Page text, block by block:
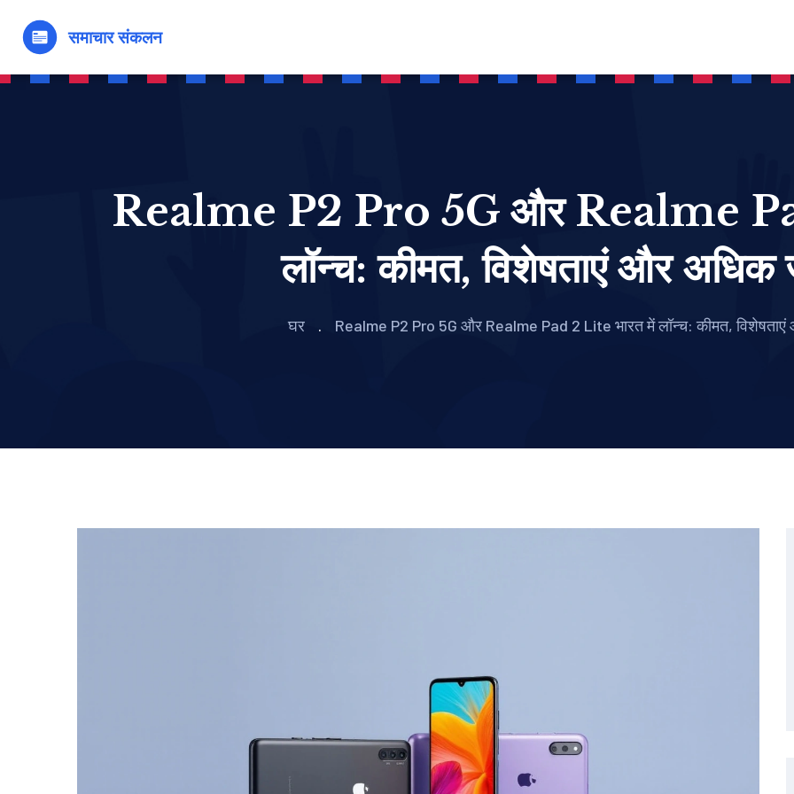
Realme P2 Pro 5G और Realme
लॉन्च: कीमत, विशेषताएं और अधिक
घर Realme P2 Pro 5G और Realme Pad 2 Lite भारत में लॉन्च: कीमत, विशेषताएं